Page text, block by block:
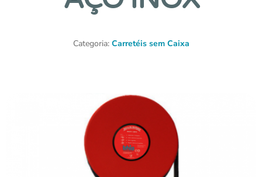
Categoria: Carretéis sem Caixa